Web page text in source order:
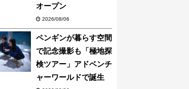
オープン
2026/08/06
ペンギンが暮らす空間
で記念撮影も「極地探
検ツアー」アドベンチ
ャーワールドで誕生